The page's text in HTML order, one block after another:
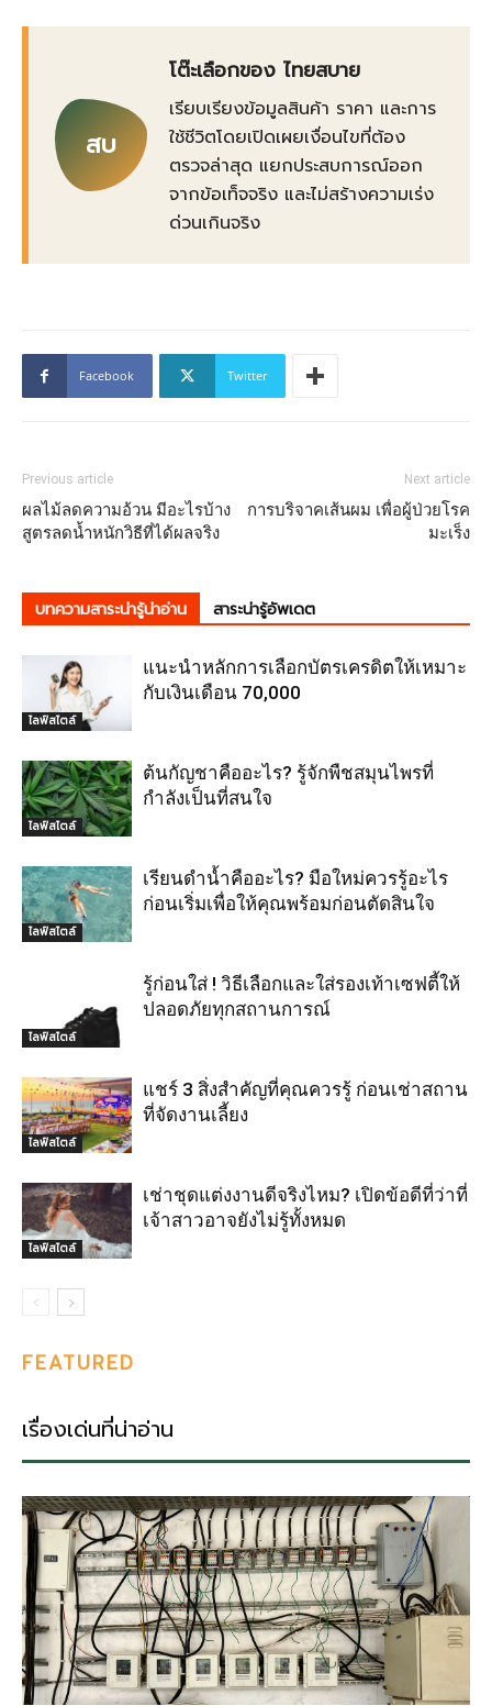
สบ
โต๊ะเลือกของ ไทยสบาย
เรียบเรียงข้อมูลสินค้า ราคา และการ
ใช้ชีวิตโดยเปิดเผยเงื่อนไขที่ต้อง
ตรวจล่าสุด แยกประสบการณ์ออก
จากข้อเท็จจริง และไม่สร้างความเร่ง
ด่วนเกินจริง
Facebook Twitter
Previous article
ผลไม้ลดความอ้วน มีอะไรบ้าง
สูตรลดน้ำหนักวิธีที่ได้ผลจริง
Next article
การบริจาคเส้นผม เพื่อผู้ป่วยโรค
มะเร็ง
บทความสาระน่ารู้น่าอ่าน สาระน่ารู้อัพเดต
ไลฟ์สไตล์
แนะนำหลักการเลือกบัตรเครดิตให้เหมาะ
กับเงินเดือน 70,000
ไลฟ์สไตล์
ต้นกัญชาคืออะไร? รู้จักพืชสมุนไพรที่
กำลังเป็นที่สนใจ
ไลฟ์สไตล์
เรียนดำน้ำคืออะไร? มือใหม่ควรรู้อะไร
ก่อนเริ่มเพื่อให้คุณพร้อมก่อนตัดสินใจ
ไลฟ์สไตล์
รู้ก่อนใส่ ! วิธีเลือกและใส่รองเท้าเซฟตี้ให้
ปลอดภัยทุกสถานการณ์
ไลฟ์สไตล์
แชร์ 3 สิ่งสำคัญที่คุณควรรู้ ก่อนเช่าสถาน
ที่จัดงานเลี้ยง
ไลฟ์สไตล์
เช่าชุดแต่งงานดีจริงไหม? เปิดข้อดีที่ว่าที่
เจ้าสาวอาจยังไม่รู้ทั้งหมด
FEATURED
เรื่องเด่นที่น่าอ่าน